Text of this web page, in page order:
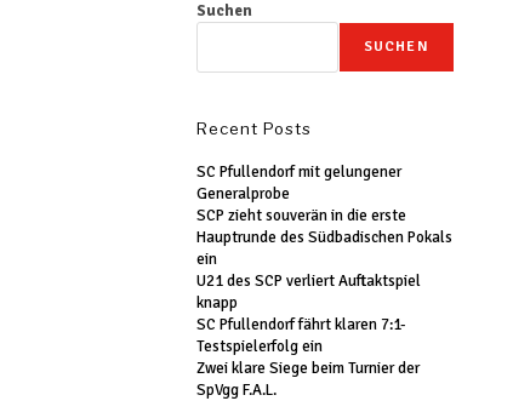
Suchen
SUCHEN
Recent Posts
SC Pfullendorf mit gelungener
Generalprobe
SCP zieht souverän in die erste
Hauptrunde des Südbadischen Pokals
ein
U21 des SCP verliert Auftaktspiel
knapp
SC Pfullendorf fährt klaren 7:1-
Testspielerfolg ein
Zwei klare Siege beim Turnier der
SpVgg F.A.L.